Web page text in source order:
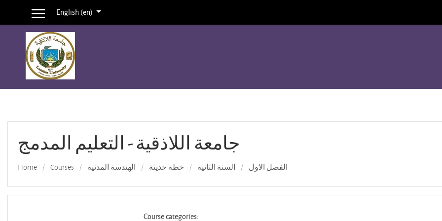
Skip to main content
Side panelEnglish ‎(en)‎
جامعة اللاذقية - التعليم المدمج
Home Courses الهندسة المدنية خطة حديثة السنة الثانية الفصل الاول
Course categories: